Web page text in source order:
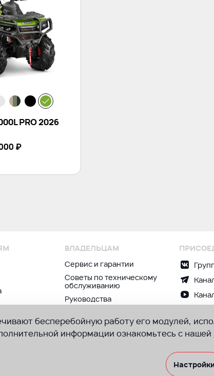
PRO 2026
₽
бесперебойную работу его модулей,
информации ознакомьтесь с нашей
ВЛАДЕЛЬЦАМ
Сервис и гарантии
Советы по техническому
обслуживанию
Руководства
по эксплуатации
Запчасти
оставляет за собой право вносить изменения в
на некоторых изображениях может иметь доп.